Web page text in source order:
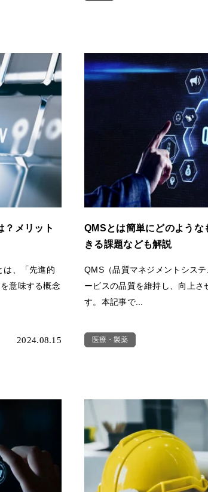
？メリット
は、「先進的
意味する概念
2024.08.15
QMSとは簡単にどのよう
きる課題なども解説
QMS（品質マネジメントシス
ービスの品質を維持し、向上
す。本記事で...
医療・製薬